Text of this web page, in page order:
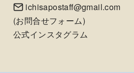
ichisapostaff@gmail.com
(お問合せフォーム)
公式インスタグラム